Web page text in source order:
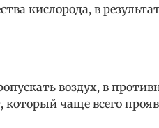
кислорода, в
воздух, в
который чаще всего